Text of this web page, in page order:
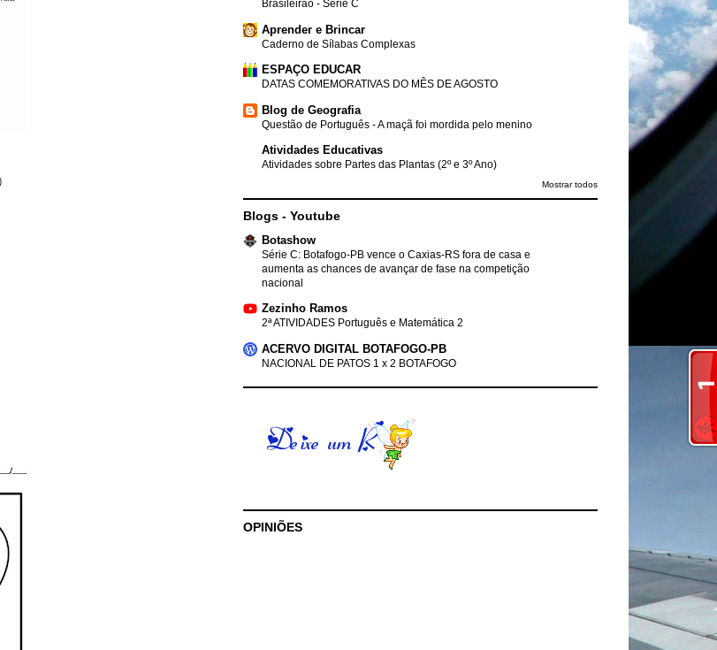
Brasileirão - Série C
Aprender e Brincar
Caderno de Sílabas Complexas
ESPAÇO EDUCAR
DATAS COMEMORATIVAS DO MÊS DE AGOSTO
Blog de Geografia
Questão de Português - A maçã foi mordida pelo menino
Atividades Educativas
Atividades sobre Partes das Plantas (2º e 3º Ano)
Mostrar todos
Blogs - Youtube
Botashow
Série C: Botafogo-PB vence o Caxias-RS fora de casa e
aumenta as chances de avançar de fase na competição
nacional
Zezinho Ramos
2ª ATIVIDADES Português e Matemática 2
ACERVO DIGITAL BOTAFOGO-PB
NACIONAL DE PATOS 1 x 2 BOTAFOGO
OPINIÕES